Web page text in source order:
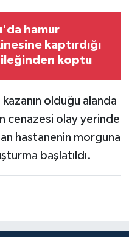
hamur
kaptırdığı
koptu
olduğu alanda
cenazesi olay yerinde
hastanenin morguna
başlatıldı.